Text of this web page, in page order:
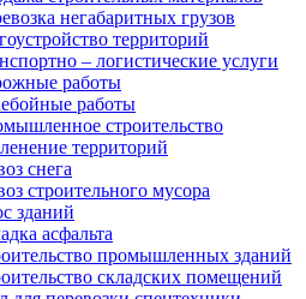
негабаритных грузов
территорий
– логистические услуги
работы
работы
строительство
территорий
снега
строительного мусора
зданий
асфальта
промышленных зданий
складских помещений